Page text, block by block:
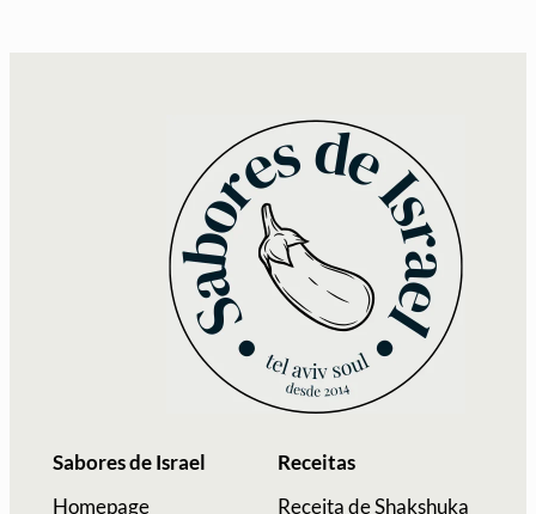
Sabores de Israel
Homepage
Receitas
Receita de Shakshuka